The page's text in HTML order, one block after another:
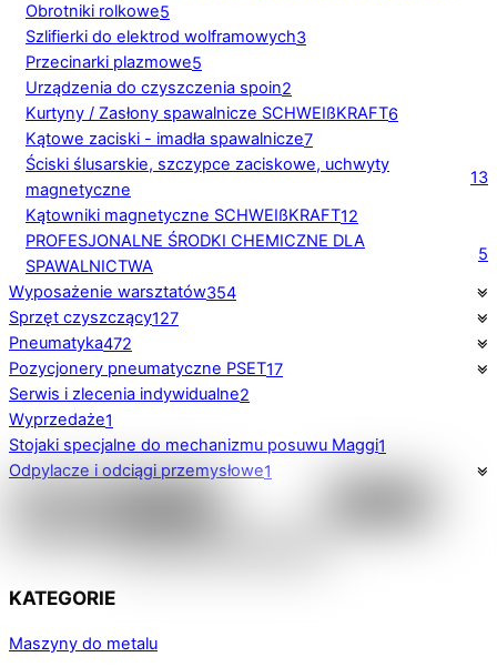
Obrotniki rolkowe5
Szlifierki do elektrod wolframowych3
Przecinarki plazmowe5
Urządzenia do czyszczenia spoin2
Kurtyny / Zasłony spawalnicze SCHWEIßKRAFT6
Kątowe zaciski - imadła spawalnicze7
Ściski ślusarskie, szczypce zaciskowe, uchwyty
magnetyczne
13
Kątowniki magnetyczne SCHWEIßKRAFT12
PROFESJONALNE ŚRODKI CHEMICZNE DLA
SPAWALNICTWA
5
Wyposażenie warsztatów354
Sprzęt czyszczący127
Pneumatyka472
Pozycjonery pneumatyczne PSET17
Serwis i zlecenia indywidualne2
Wyprzedaże1
Stojaki specjalne do mechanizmu posuwu Maggi1
Odpylacze i odciągi przemysłowe1
KATEGORIE
Maszyny do metalu